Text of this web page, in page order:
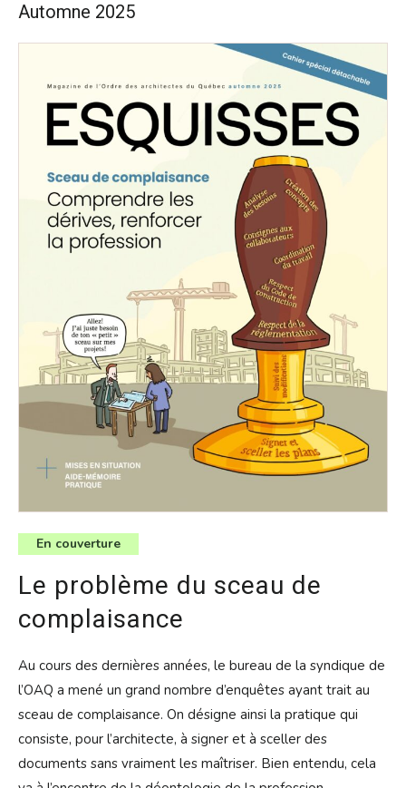
Automne 2025
En couverture
Le problème du sceau de
complaisance
Au cours des dernières années, le bureau de la syndique de
l’OAQ a mené un grand nombre d’enquêtes ayant trait au
sceau de complaisance. On désigne ainsi la pratique qui
consiste, pour l’architecte, à signer et à sceller des
documents sans vraiment les maîtriser. Bien entendu, cela